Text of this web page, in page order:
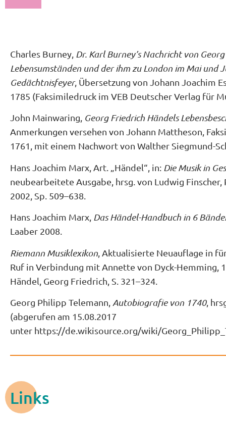
Charles Burney, Dr. Karl Burney’s Nachricht von
Lebensumständen und der ihm zu London im Mai und
Gedächtnisfeyer, Übersetzung von Johann Joachim
1785 (Faksimiledruck im VEB Deutscher Verlag für
John Mainwaring, Georg Friedrich Händels
Anmerkungen versehen von Johann Mattheson,
1761, mit einem Nachwort von Walther Siegmund-
Hans Joachim Marx, Art. „Händel“, in: Die Musik in
neubearbeitete Ausgabe, hrsg. von Ludwig Finscher,
2002, Sp. 509–638.
Hans Joachim Marx, Das Händel-Handbuch in 6
Laaber 2008.
Riemann Musiklexikon , Aktualisierte Neuauflage in
Ruf in Verbindung mit Annette von Dyck-Hemming,
Händel, Georg Friedrich, S. 321–324.
Georg Philipp Telemann, Autobiografie von 1740,
(abgerufen am 15.08.2017
unter https://de.wikisource.org/wiki/
Links